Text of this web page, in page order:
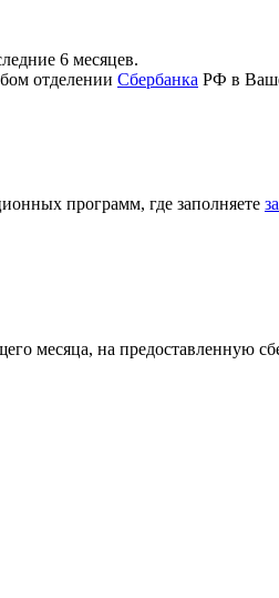
6 месяцев.
отделении Сбербанка РФ в
программ, где заполняете
месяца, на предоставленную